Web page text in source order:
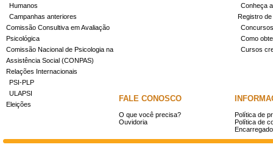
Humanos
Campanhas anteriores
Comissão Consultiva em Avaliação
Psicológica
Comissão Nacional de Psicologia na
Assistência Social (CONPAS)
Relações Internacionais
PSI-PLP
ULAPSI
Eleições
Conheça
Registro
Concursos
Como
Cursos
FALE CONOSCO
O que você precisa?
Ouvidoria
Política de
Política de